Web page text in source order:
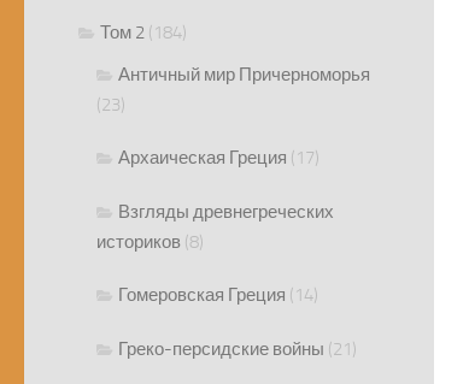
Том 2 (184)
Античный мир Причерноморья
(23)
Архаическая Греция (17)
Взгляды древнегреческих
историков (8)
Гомеровская Греция (14)
Греко-персидские войны (21)